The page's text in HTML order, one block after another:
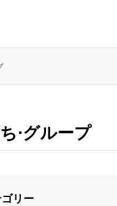
⋅グループ
リー